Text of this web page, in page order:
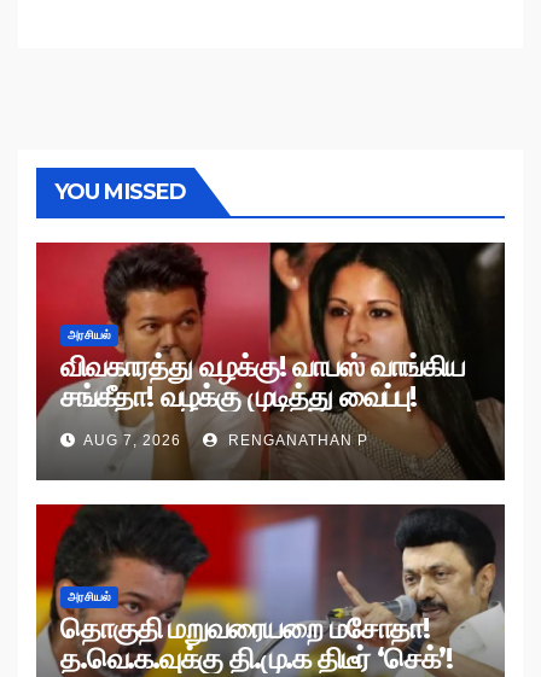
YOU MISSED
அரசியல்
விவகாரத்து வழக்கு! வாபஸ் வாங்கிய
சங்கீதா! வழக்கு முடித்து வைப்பு!
AUG 7, 2026 RENGANATHAN P
அரசியல்
தொகுதி மறுவரையறை மசோதா!
த.வெ.க.வுக்கு தி.மு.க திடீர் ‘செக்’!